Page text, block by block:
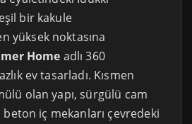
bir kakule
yüksek noktasına
Home adlı 360
ev tasarladı. Kısmen
olan yapı, sürgülü cam
beton iç mekanları çevredeki